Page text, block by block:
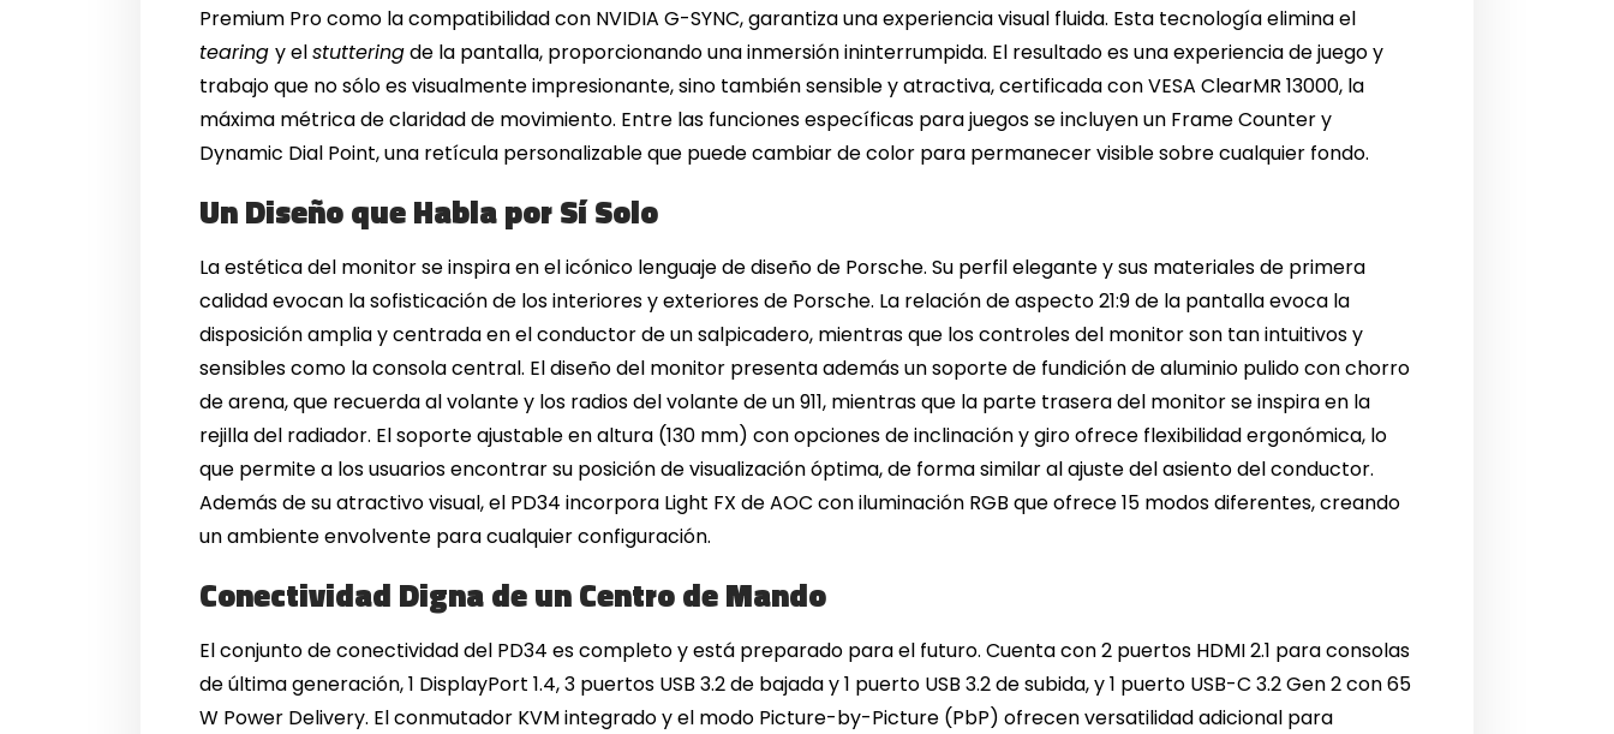
Premium Pro como la compatibilidad con NVIDIA G-SYNC, garantiza una experiencia visual fluida. Esta tecnología elimina el
tearingy elstutteringde la pantalla, proporcionando una inmersión ininterrumpida. El resultado es una experiencia de juego y
trabajo que no sólo es visualmente impresionante, sino también sensible y atractiva, certificada con VESA ClearMR 13000, la
máxima métrica de claridad de movimiento. Entre las funciones específicas para juegos se incluyen un Frame Counter y
Dynamic Dial Point, una retícula personalizable que puede cambiar de color para permanecer visible sobre cualquier fondo.
Un Diseño que Habla por Sí Solo
La estética del monitor se inspira en el icónico lenguaje de diseño de Porsche. Su perfil elegante y sus materiales de primera
calidad evocan la sofisticación de los interiores y exteriores de Porsche. La relación de aspecto 21:9 de la pantalla evoca la
disposición amplia y centrada en el conductor de un salpicadero, mientras que los controles del monitor son tan intuitivos y
sensibles como la consola central. El diseño del monitor presenta además un soporte de fundición de aluminio pulido con chorro
de arena, que recuerda al volante y los radios del volante de un 911, mientras que la parte trasera del monitor se inspira en la
rejilla del radiador. El soporte ajustable en altura (130 mm) con opciones de inclinación y giro ofrece flexibilidad ergonómica, lo
que permite a los usuarios encontrar su posición de visualización óptima, de forma similar al ajuste del asiento del conductor.
Además de su atractivo visual, el PD34 incorpora Light FX de AOC con iluminación RGB que ofrece 15 modos diferentes, creando
un ambiente envolvente para cualquier configuración.
Conectividad Digna de un Centro de Mando
El conjunto de conectividad del PD34 es completo y está preparado para el futuro. Cuenta con 2 puertos HDMI 2.1 para consolas
de última generación, 1 DisplayPort 1.4, 3 puertos USB 3.2 de bajada y 1 puerto USB 3.2 de subida, y 1 puerto USB-C 3.2 Gen 2 con 65
W Power Delivery. El conmutador KVM integrado y el modo Picture-by-Picture (PbP) ofrecen versatilidad adicional para